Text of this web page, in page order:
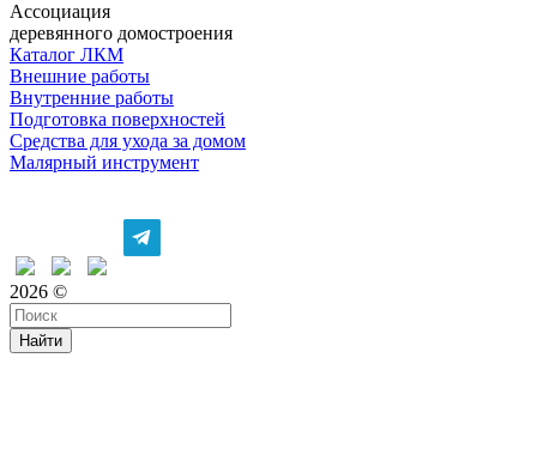
Ассоциация
деревянного домостроения
Каталог ЛКМ
Внешние работы
Внутренние работы
Подготовка поверхностей
Средства для ухода за домом
Малярный инструмент
2026 ©
Найти